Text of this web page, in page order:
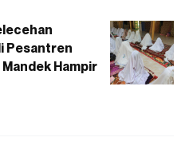
Pesantren
Hampir